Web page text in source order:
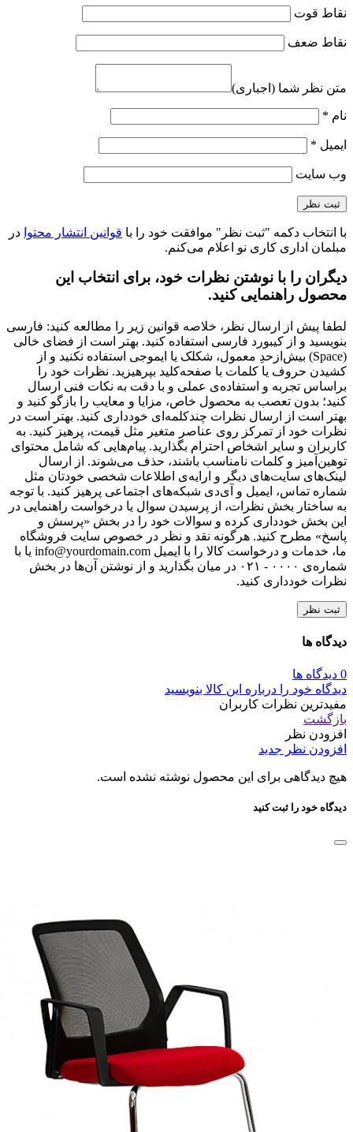
نقاط قوت
نقاط ضعف
متن نظر شما (اجباری)
نام *
ایمیل *
وب‌ سایت
با انتخاب دکمه "ثبت نظر" موافقت خود را با قوانین انتشار محتوا در
مبلمان اداری کاری نو اعلام می‌کنم.
دیگران را با نوشتن نظرات خود، برای انتخاب این
محصول راهنمایی کنید.
لطفا پیش از ارسال نظر، خلاصه قوانین زیر را مطالعه کنید: فارسی
بنویسید و از کیبورد فارسی استفاده کنید. بهتر است از فضای خالی
(Space) بیش‌از‌حدِ معمول، شکلک یا ایموجی استفاده نکنید و از
کشیدن حروف یا کلمات با صفحه‌کلید بپرهیزید. نظرات خود را
براساس تجربه و استفاده‌ی عملی و با دقت به نکات فنی ارسال
کنید؛ بدون تعصب به محصول خاص، مزایا و معایب را بازگو کنید و
بهتر است از ارسال نظرات چندکلمه‌‌ای خودداری کنید. بهتر است در
نظرات خود از تمرکز روی عناصر متغیر مثل قیمت، پرهیز کنید. به
کاربران و سایر اشخاص احترام بگذارید. پیام‌هایی که شامل محتوای
توهین‌آمیز و کلمات نامناسب باشند، حذف می‌شوند. از ارسال
لینک‌های سایت‌های دیگر و ارایه‌ی اطلاعات شخصی خودتان مثل
شماره تماس، ایمیل و آی‌دی شبکه‌های اجتماعی پرهیز کنید. با توجه
به ساختار بخش نظرات، از پرسیدن سوال یا درخواست راهنمایی در
این بخش خودداری کرده و سوالات خود را در بخش «پرسش و
پاسخ» مطرح کنید. هرگونه نقد و نظر در خصوص سایت فروشگاه
ما، خدمات و درخواست کالا را با ایمیل info@yourdomain.com یا با
شماره‌ی ۰۰۰۰ - ۰۲۱ در میان بگذارید و از نوشتن آن‌ها در بخش
نظرات خودداری کنید.
ثبت نظر
دیدگاه ها
0 دیدگاه ها
دیدگاه خود را درباره این کالا بنویسید
مفیدترین نظرات کاربران
بازگشت
افزودن نظر
افزودن نظر جدید
هیچ دیدگاهی برای این محصول نوشته نشده است.
دیدگاه خود را ثبت کنید